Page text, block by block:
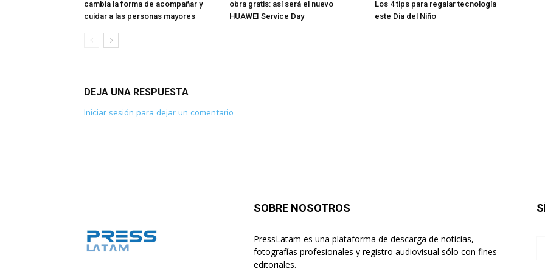
cambia la forma de acompañar y
cuidar a las personas mayores
obra gratis: así será el nuevo
HUAWEI Service Day
Los 4 tips para regalar tecnología
este Día del Niño
DEJA UNA RESPUESTA
Iniciar sesión para dejar un comentario
SOBRE NOSOTROS
PressLatam es una plataforma de descarga de noticias,
fotografías profesionales y registro audiovisual sólo con fines
editoriales.